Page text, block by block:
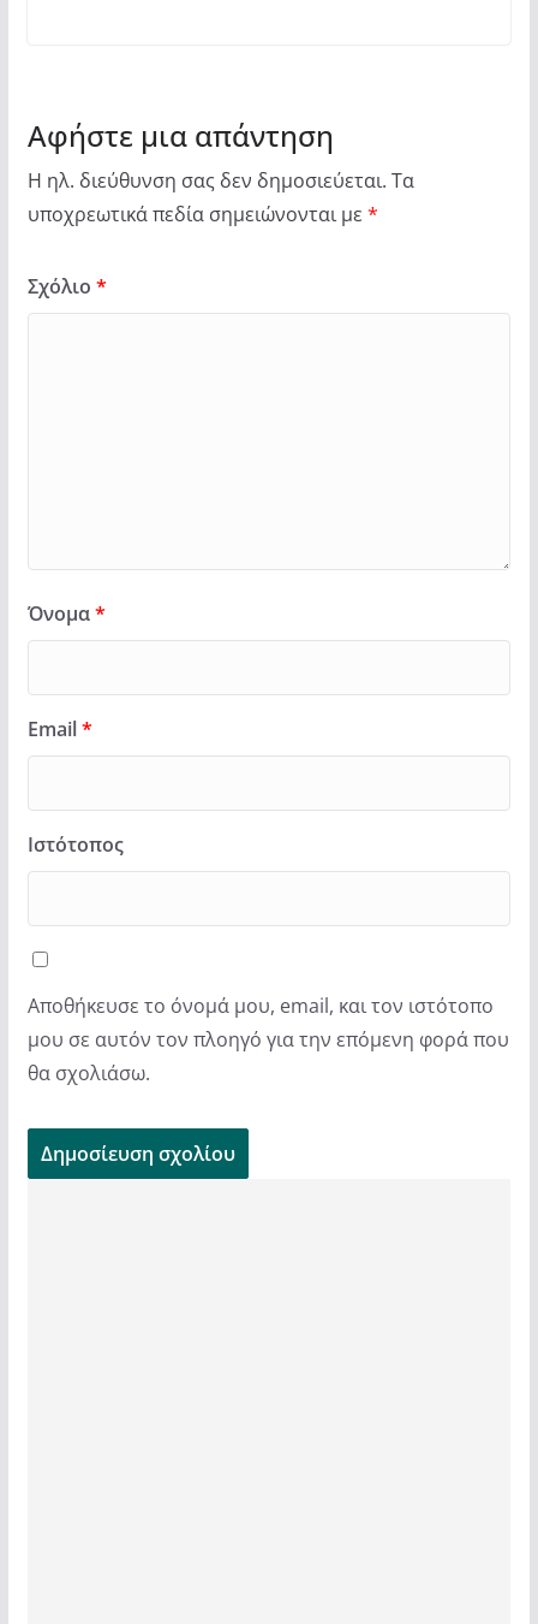
Αφήστε μια απάντηση
Η ηλ. διεύθυνση σας δεν δημοσιεύεται. Τα
υποχρεωτικά πεδία σημειώνονται με *
Σχόλιο *
Όνομα*
Email*
Ιστότοπος
Αποθήκευσε το όνομά μου, email, και τον ιστότοπο
μου σε αυτόν τον πλοηγό για την επόμενη φορά που
θα σχολιάσω.